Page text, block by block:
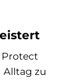
Protect
zu